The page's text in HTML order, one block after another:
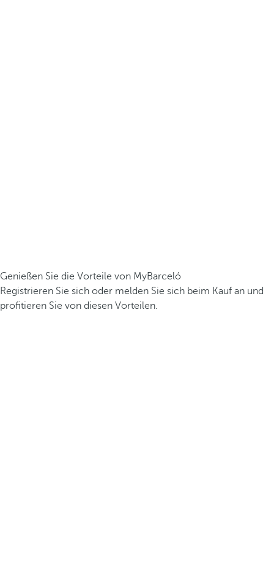
Genießen Sie die Vorteile von MyBarceló
Registrieren Sie sich oder melden Sie sich beim Kauf an und
profitieren Sie von diesen Vorteilen.